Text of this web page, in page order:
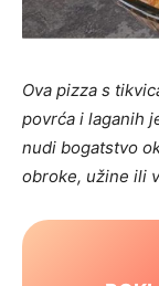
Ova pizza s
povrća i laganih
nudi bogatstvo
obroke, užine ili